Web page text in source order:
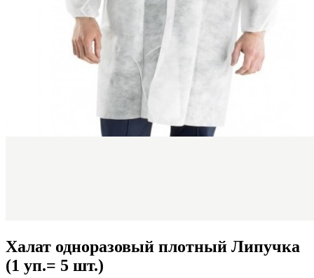
Халат одноразовый плотный Липучка
(1 уп.= 5 шт.)